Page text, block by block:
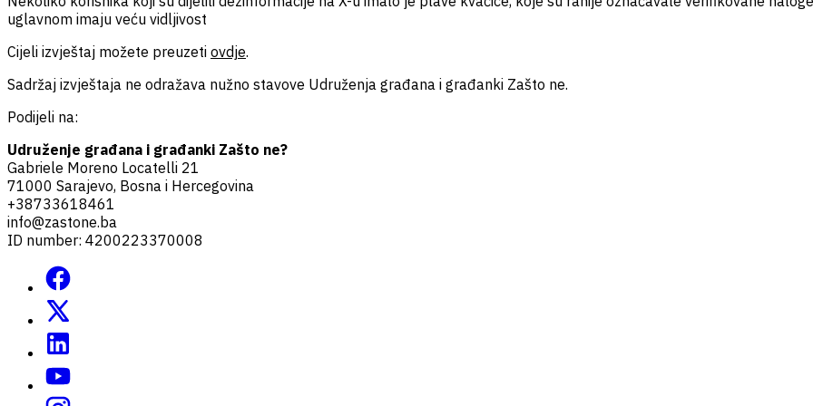
uglavnom imaju veću vidljivost
Cijeli izvještaj možete preuzeti ovdje.
Sadržaj izvještaja ne odražava nužno stavove Udruženja građana i građanki Zašto ne.
Podijeli na:
Udruženje građana i građanki Zašto ne?
Gabriele Moreno Locatelli 21
71000 Sarajevo, Bosna i Hercegovina
+38733618461
info@zastone.ba
ID number: 4200223370008